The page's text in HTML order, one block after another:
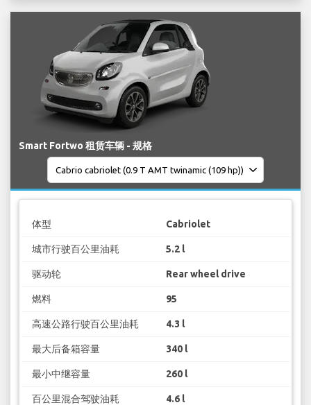
Smart Fortwo 租赁车辆 - 规格
体型 Cabriolet
城市行驶百公里油耗 5.2 l
驱动轮 Rear wheel drive
燃料 95
高速公路行驶百公里油耗 4.3 l
最大后备箱容量 340 l
最小中继容量 260 l
百公里混合驾驶油耗 4.6 l